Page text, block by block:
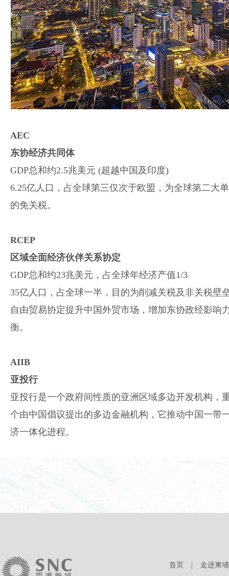
AEC
东协经济共同体
GDP总和约2.5兆美元 (超越中国及印度)
6.25亿人口，占全球第三仅次于欧盟，为全球第二大
的免关税。
RCEP
区域全面经济伙伴关系协定
GDP总和约23兆美元，占全球年经济产值1/3
35亿人口，占全球一半，目的为削减关税及非关税壁
自由贸易协定提升中国外贸市场，增加东协政经影响
衡。
AIIB
亚投行
亚投行是一个政府间性质的亚洲区域多边开发机构，
个由中国倡议提出的多边金融机构，它推动中国一带
济一体化进程。
首页 走进柬